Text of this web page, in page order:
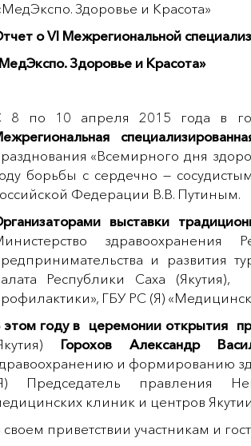
Здоровье и Красота»
оVIМежрегиональной
Здоровье и Красота»
8 по 10 апреля 2015 года в
«Всемирного дня
борьбы с сердечно —
Федерации В.В. Путиным.
выставки
и развития
Республики Саха
ГБУ РС (Я)
этом году в церемонии открытия
Горохов Александр
и формированию
Председатель правления
клиник и центров
своем приветствии участникам и